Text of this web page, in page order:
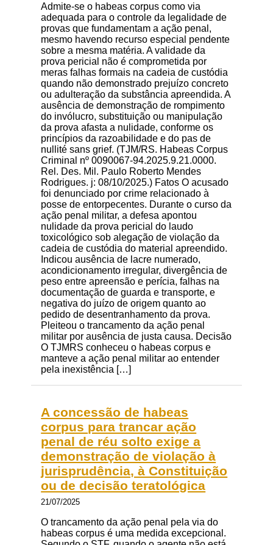
Admite-se o habeas corpus como via
adequada para o controle da legalidade de
provas que fundamentam a ação penal,
mesmo havendo recurso especial pendente
sobre a mesma matéria. A validade da
prova pericial não é comprometida por
meras falhas formais na cadeia de custódia
quando não demonstrado prejuízo concreto
ou adulteração da substância apreendida. A
ausência de demonstração de rompimento
do invólucro, substituição ou manipulação
da prova afasta a nulidade, conforme os
princípios da razoabilidade e do pas de
nullité sans grief. (TJM/RS. Habeas Corpus
Criminal nº 0090067-94.2025.9.21.0000.
Rel. Des. Mil. Paulo Roberto Mendes
Rodrigues. j: 08/10/2025.) Fatos O acusado
foi denunciado por crime relacionado à
posse de entorpecentes. Durante o curso da
ação penal militar, a defesa apontou
nulidade da prova pericial do laudo
toxicológico sob alegação de violação da
cadeia de custódia do material apreendido.
Indicou ausência de lacre numerado,
acondicionamento irregular, divergência de
peso entre apreensão e perícia, falhas na
documentação de guarda e transporte, e
negativa do juízo de origem quanto ao
pedido de desentranhamento da prova.
Pleiteou o trancamento da ação penal
militar por ausência de justa causa. Decisão
O TJMRS conheceu o habeas corpus e
manteve a ação penal militar ao entender
pela inexistência […]
A concessão de habeas
corpus para trancar ação
penal de réu solto exige a
demonstração de violação à
jurisprudência, à Constituição
ou de decisão teratológica
21/07/2025
O trancamento da ação penal pela via do
habeas corpus é uma medida excepcional.